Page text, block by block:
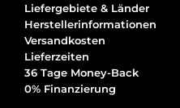
Liefergebiete & Länder
Herstellerinformationen
Versandkosten
Lieferzeiten
36 Tage Money-Back
0% Finanzierung